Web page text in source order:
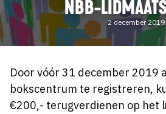
NBB-
2 december 2019
Door vóór 31 december 2019
bokscentrum te registreren,
€200,- terugverdienen op het